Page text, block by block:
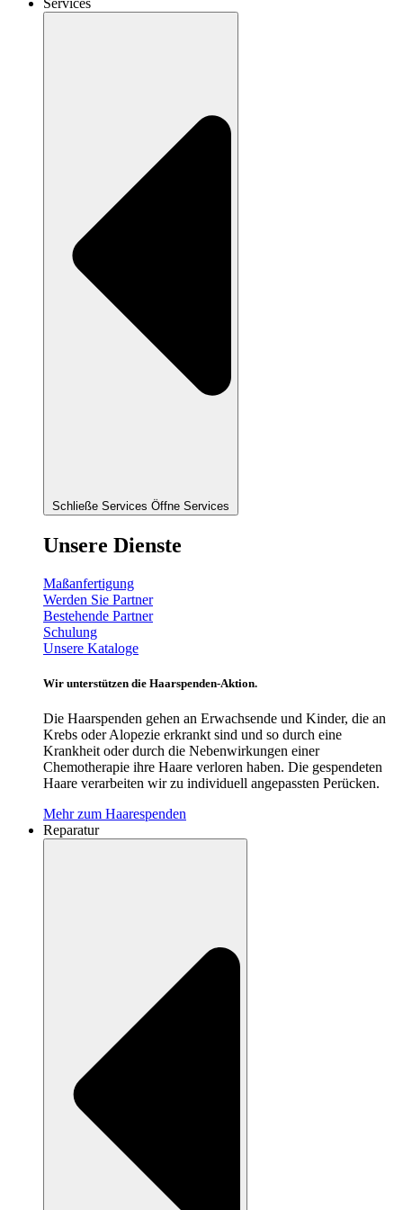
Services
Schließe Services Öffne Services
Unsere Dienste
Maßanfertigung
Werden Sie Partner
Bestehende Partner
Schulung
Unsere Kataloge
Wir unterstützen die Haarspenden-Aktion.
Die Haarspenden gehen an Erwachsende und Kinder, die an
Krebs oder Alopezie erkrankt sind und so durch eine
Krankheit oder durch die Nebenwirkungen einer
Chemotherapie ihre Haare verloren haben. Die gespendeten
Haare verarbeiten wir zu individuell angepassten Perücken.
Mehr zum Haarespenden
Reparatur